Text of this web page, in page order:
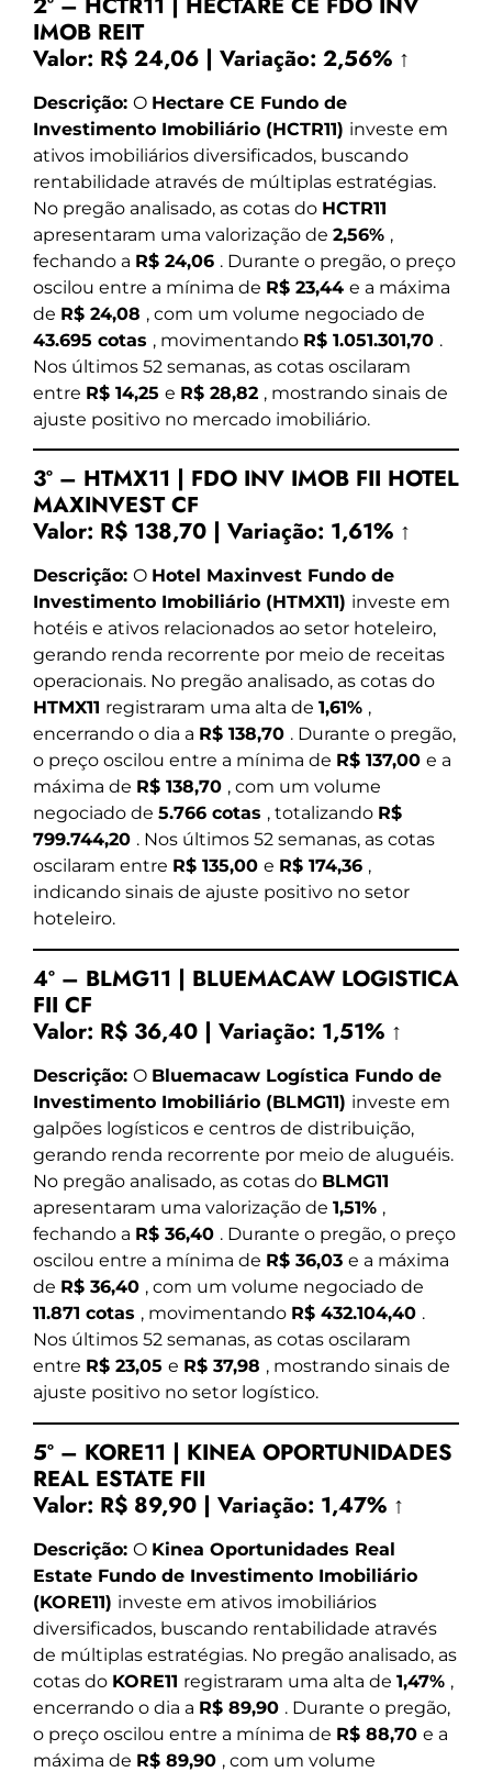
IMOB REIT
Valor: R$ 24,06 | Variação: 2,56% ↑
Descrição: O Hectare CE Fundo de
Investimento Imobiliário (HCTR11) investe em
ativos imobiliários diversificados, buscando
rentabilidade através de múltiplas estratégias.
No pregão analisado, as cotas do HCTR11
apresentaram uma valorização de 2,56% ,
fechando a R$ 24,06 . Durante o pregão, o preço
oscilou entre a mínima de R$ 23,44 e a máxima
de R$ 24,08 , com um volume negociado de
43.695 cotas , movimentando R$ 1.051.301,70 .
Nos últimos 52 semanas, as cotas oscilaram
entre R$ 14,25 e R$ 28,82 , mostrando sinais de
ajuste positivo no mercado imobiliário.
3º – HTMX11 | FDO INV IMOB FII HOTEL
MAXINVEST CF
Valor: R$ 138,70 | Variação: 1,61% ↑
Descrição: O Hotel Maxinvest Fundo de
Investimento Imobiliário (HTMX11) investe em
hotéis e ativos relacionados ao setor hoteleiro,
gerando renda recorrente por meio de receitas
operacionais. No pregão analisado, as cotas do
HTMX11 registraram uma alta de 1,61% ,
encerrando o dia a R$ 138,70 . Durante o pregão,
o preço oscilou entre a mínima de R$ 137,00 e a
máxima de R$ 138,70 , com um volume
negociado de 5.766 cotas , totalizando R$
799.744,20 . Nos últimos 52 semanas, as cotas
oscilaram entre R$ 135,00 e R$ 174,36 ,
indicando sinais de ajuste positivo no setor
hoteleiro.
4º – BLMG11 | BLUEMACAW LOGISTICA
FII CF
Valor: R$ 36,40 | Variação: 1,51% ↑
Descrição: O Bluemacaw Logística Fundo de
Investimento Imobiliário (BLMG11) investe em
galpões logísticos e centros de distribuição,
gerando renda recorrente por meio de aluguéis.
No pregão analisado, as cotas do BLMG11
apresentaram uma valorização de 1,51% ,
fechando a R$ 36,40 . Durante o pregão, o preço
oscilou entre a mínima de R$ 36,03 e a máxima
de R$ 36,40 , com um volume negociado de
11.871 cotas , movimentando R$ 432.104,40 .
Nos últimos 52 semanas, as cotas oscilaram
entre R$ 23,05 e R$ 37,98 , mostrando sinais de
ajuste positivo no setor logístico.
5º – KORE11 | KINEA OPORTUNIDADES
REAL ESTATE FII
Valor: R$ 89,90 | Variação: 1,47% ↑
Descrição: O Kinea Oportunidades Real
Estate Fundo de Investimento Imobiliário
(KORE11) investe em ativos imobiliários
diversificados, buscando rentabilidade através
de múltiplas estratégias. No pregão analisado, as
cotas do KORE11 registraram uma alta de 1,47% ,
encerrando o dia a R$ 89,90 . Durante o pregão,
o preço oscilou entre a mínima de R$ 88,70 e a
máxima de R$ 89,90 , com um volume